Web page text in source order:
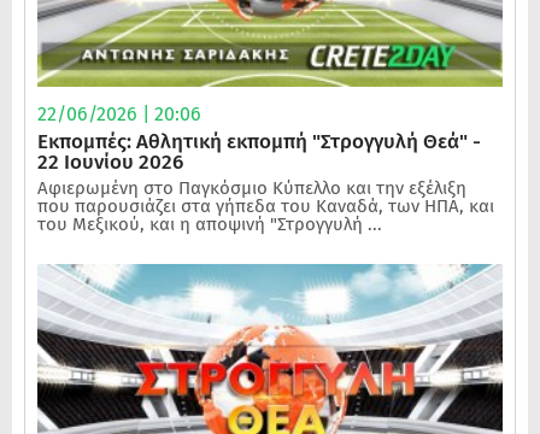
22/06/2026 | 20:06
Εκπομπές: Αθλητική εκπομπή "Στρογγυλή Θεά" -
22 Ιουνίου 2026
Αφιερωμένη στο Παγκόσμιο Κύπελλο και την εξέλιξη
που παρουσιάζει στα γήπεδα του Καναδά, των ΗΠΑ, και
του Μεξικού, και η αποψινή "Στρογγυλή ...